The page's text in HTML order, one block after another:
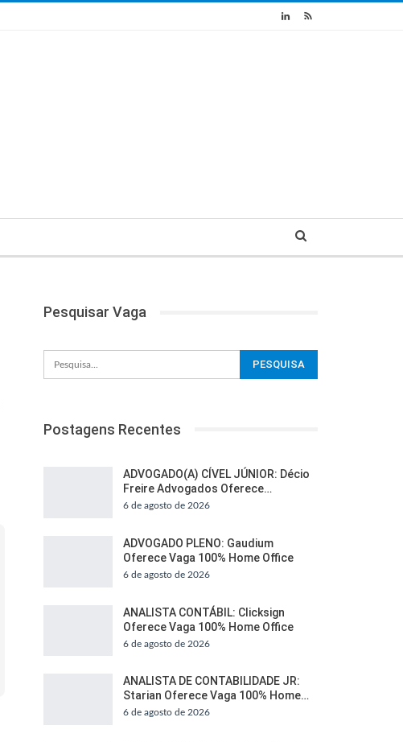
Pesquisar Vaga
Postagens Recentes
ADVOGADO(A) CÍVEL JÚNIOR: Décio
Freire Advogados Oferece…
6 de agosto de 2026
ADVOGADO PLENO: Gaudium
Oferece Vaga 100% Home Office
6 de agosto de 2026
ANALISTA CONTÁBIL: Clicksign
Oferece Vaga 100% Home Office
6 de agosto de 2026
ANALISTA DE CONTABILIDADE JR:
Starian Oferece Vaga 100% Home…
6 de agosto de 2026